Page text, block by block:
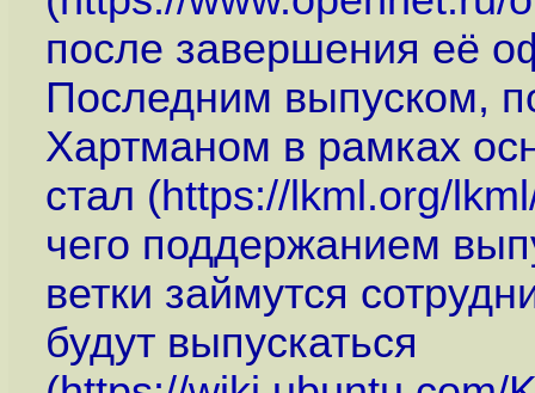
после завершения её
Последним выпуском,
Хартманом в рамках
стал (https://lkml.org/
чего поддержанием
ветки займутся
будут выпускаться